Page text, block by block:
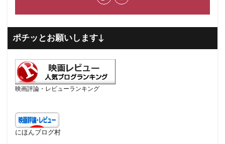
ポチッとお願いします↓
映画評論・レビューランキング
にほんブログ村